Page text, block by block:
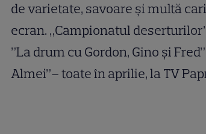
de varietate, savoare și multă
ecran. „Campionatul
”La drum cu Gordon, Gino și
Almei”– toate în aprilie, la TV